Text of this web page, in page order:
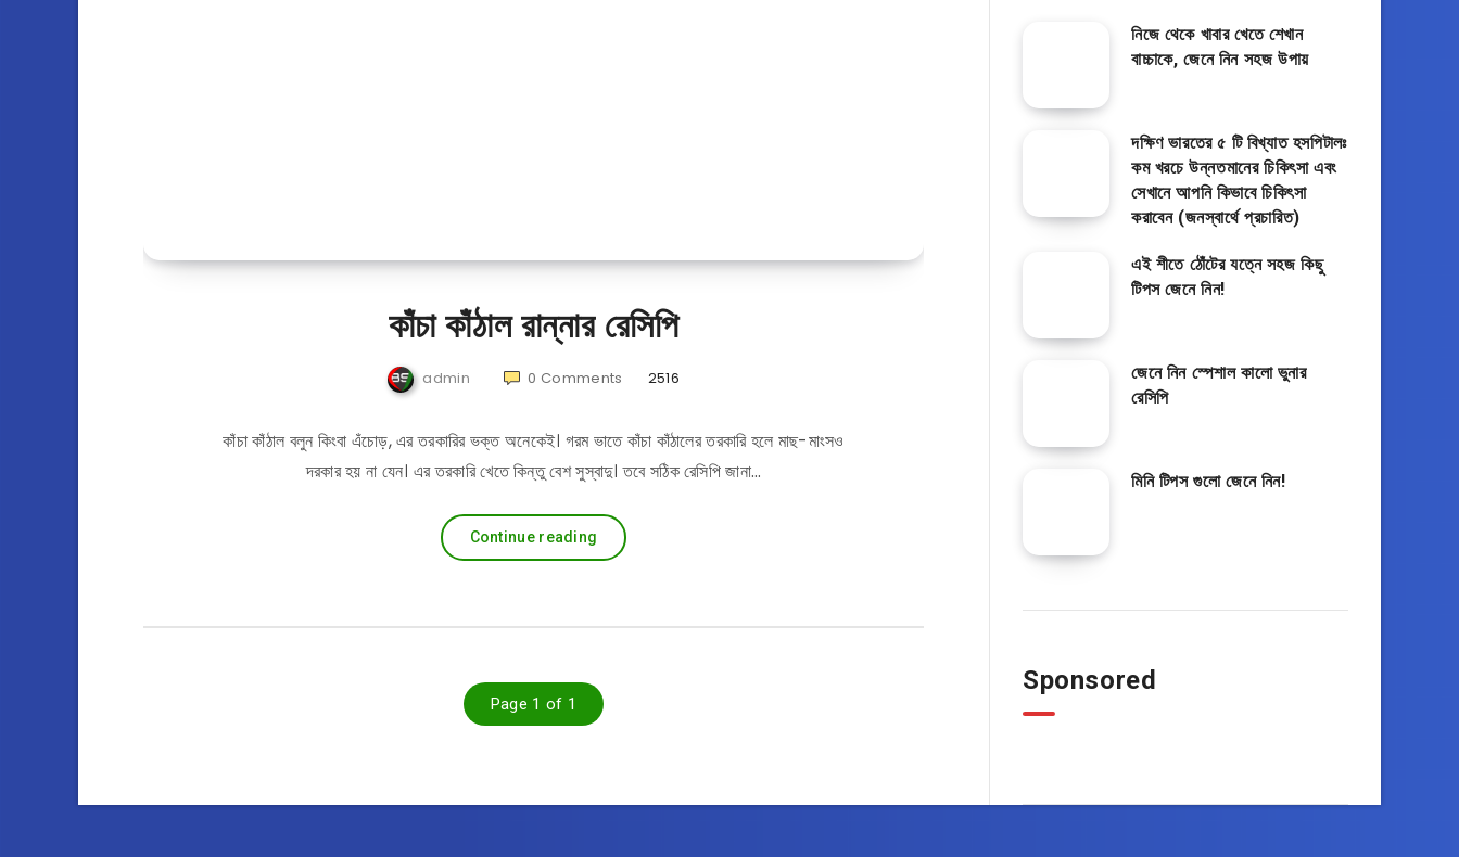
কাঁচা কাঁঠাল রান্নার রেসিপি
admin 0 Comments 2516
কাঁচা কাঁঠাল বলুন কিংবা এঁচোড়, এর তরকারির ভক্ত অনেকেই। গরম ভাতে কাঁচা কাঁঠালের তরকারি হলে মাছ-মাংসও
দরকার হয় না যেন। এর তরকারি খেতে কিন্তু বেশ সুস্বাদু। তবে সঠিক রেসিপি জানা…
Continue reading
Page 1 of 1
নিজে থেকে খাবার খেতে শেখান
বাচ্চাকে, জেনে নিন সহজ উপায়
দক্ষিণ ভারতের ৫ টি বিখ্যাত হসপিটালঃ
কম খরচে উন্নতমানের চিকিৎসা এবং
সেখানে আপনি কিভাবে চিকিৎসা
করাবেন (জনস্বার্থে প্রচারিত)
এই শীতে ঠোঁটের যত্নে সহজ কিছু
টিপস জেনে নিন!
জেনে নিন স্পেশাল কালো ভুনার
রেসিপি
মিনি টিপস গুলো জেনে নিন!
Sponsored